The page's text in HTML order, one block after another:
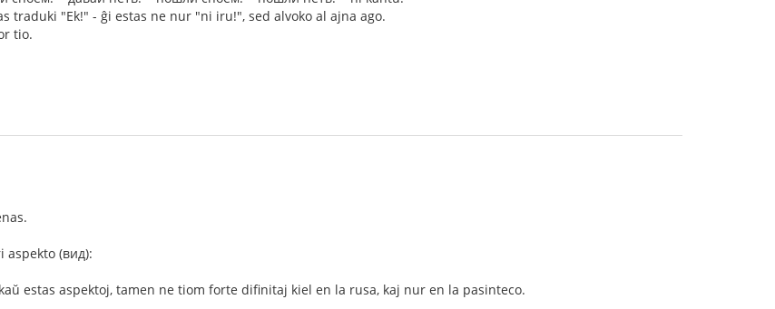
traduki "Ek!" - ĝi estas ne nur "ni iru!", sed alvoko al ajna ago.
tio.
(вид):
estas aspektoj, tamen ne tiom forte difinitaj kiel en la rusa, kaj nur en la pasinteco.